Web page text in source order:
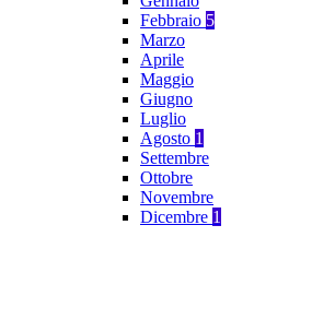
Febbraio 5
Marzo
Aprile
Maggio
Giugno
Luglio
Agosto 1
Settembre
Ottobre
Novembre
Dicembre 1